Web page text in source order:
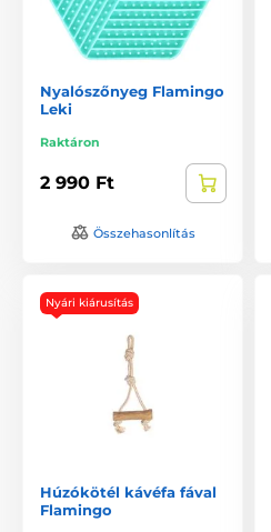
Nyalószőnyeg Flamingo
Leki
Raktáron
2 990 Ft
Összehasonlítás
Nyári kiárusítás
Húzókötél kávéfa fával
Flamingo